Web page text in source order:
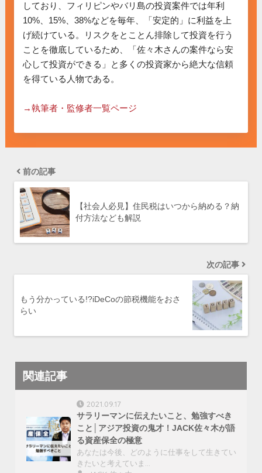
しており、フィリピンやバリ島の投資案件では年利
10%、15%、38%などを毎年、「安定的」に利益を上
げ続けている。リスクをとことん排除して投資を行う
ことを徹底しているため、「佐々木さんの案件なら安
心して投資ができる」と多くの投資家から絶大な信頼
を得ている人物である。
→執筆者・監修者一覧ページ
前の記事
【社会人必見】住民税はいつから納める？納
付方法なども解説
次の記事
もう分かっている!?iDeCoの節税機能をおさ
らい
関連記事
2021.09.17
サラリーマンに伝えたいこと、勉強すべき
こと│アジア投資の鬼才！JACK佐々木が語
る資産保全の極意
あなたは今後、どのように仕事をして生きてい
きたいと考えていま…